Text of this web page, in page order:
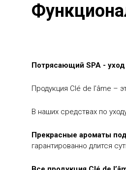
Потрясающий SPA - уход
Продукция Clé de l’âme –
В наших средствах по
Прекрасные ароматы
гарантированно длится